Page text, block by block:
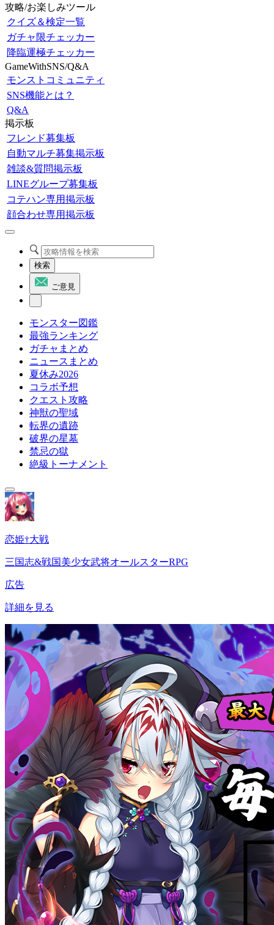
攻略/お楽しみツール
クイズ＆検定一覧
ガチャ限チェッカー
降臨運極チェッカー
GameWithSNS/Q&A
モンストコミュニティ
SNS機能とは？
Q&A
掲示板
フレンド募集板
自動マルチ募集掲示板
雑談&質問掲示板
LINEグループ募集板
コテハン専用掲示板
顔合わせ専用掲示板
検索
ご意見
モンスター図鑑
最強ランキング
ガチャまとめ
ニュースまとめ
夏休み2026
コラボ予想
クエスト攻略
神獣の聖域
転界の遺跡
破界の星墓
禁忌の獄
絶級トーナメント
恋姫†大戦
三国志&戦国美少女武将オールスターRPG
広告
詳細を見る